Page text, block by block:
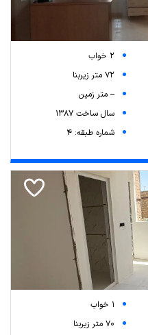
2 خواب
72 متر زیربنا
-- متر زمین
سال ساخت 1387
شماره طبقه: 4
1 خواب
70 متر زیربنا